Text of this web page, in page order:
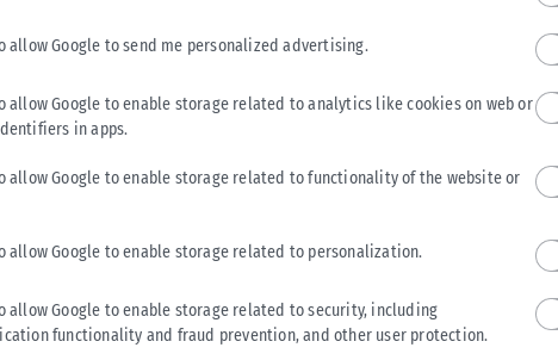
allow Google to send me personalized advertising.
allow Google to enable storage related to analytics like cookies on web or
in apps.
allow Google to enable storage related to functionality of the website or
allow Google to enable storage related to personalization.
allow Google to enable storage related to security, including
functionality and fraud prevention, and other user protection.
κρατική αρωγή προς τους πυρόπληκτους
περιοχές που επλήγησαν από τις πρόσφατες πυρκαγιές, με τις
ΑΝΑΡΤΉΘΗΚΕ ΑΠΌ